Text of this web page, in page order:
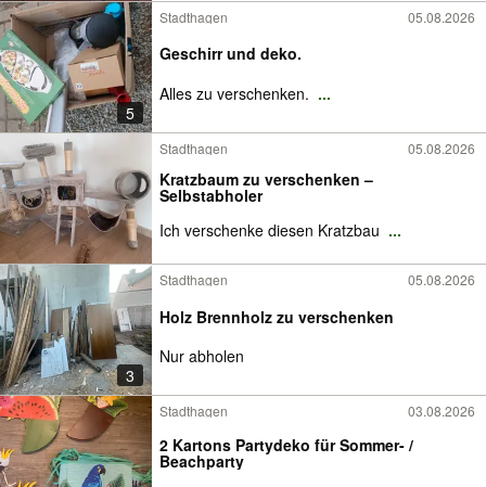
5
Stadthagen 05.08.2026
Geschirr und deko.
Alles zu verschenken. ...
Stadthagen 05.08.2026
Kratzbaum zu verschenken –
Selbstabholer
Ich verschenke diesen Kratzbau ...
3
Stadthagen 05.08.2026
Holz Brennholz zu verschenken
Nur abholen
Stadthagen 03.08.2026
2 Kartons Partydeko für Sommer- /
Beachparty